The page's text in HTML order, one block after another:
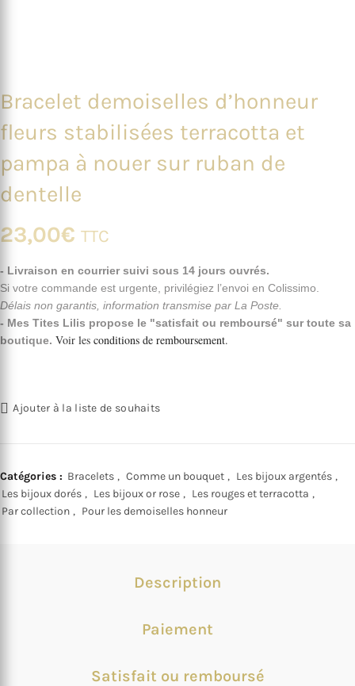
Bracelet demoiselles d’honneur
fleurs stabilisées terracotta et
pampa à nouer sur ruban de
dentelle
23,00€ TTC
- Livraison en courrier suivi sous 14 jours ouvrés.
Si votre commande est urgente, privilégiez l’envoi en Colissimo.
Délais non garantis, information transmise par La Poste.
- Mes Tites Lilis propose le "satisfait ou remboursé" sur toute sa
boutique. Voir les conditions de remboursement.
Ajouter à la liste de souhaits
Catégories : Bracelets , Comme un bouquet , Les bijoux argentés ,
Les bijoux dorés , Les bijoux or rose , Les rouges et terracotta ,
Par collection , Pour les demoiselles honneur
Description
Paiement
Satisfait ou remboursé